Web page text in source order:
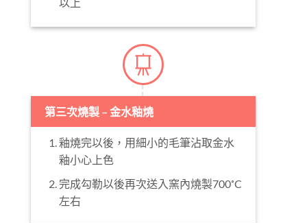
第三次燒製 – 金水釉燒
釉燒完以後，用細小的毛筆沾取金水
釉小心上色
完成勾勒以後再次送入窯內燒製700˚C
左右